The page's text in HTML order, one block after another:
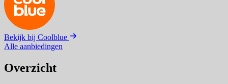
Bekijk bij Coolblue
Alle aanbiedingen
Overzicht